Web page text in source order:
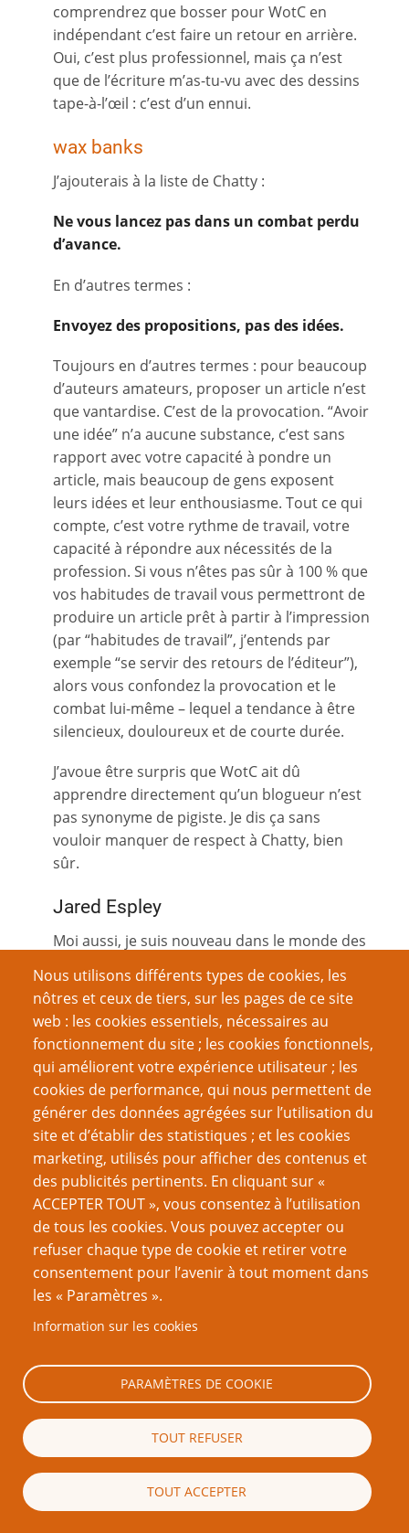
comprendrez que bosser pour WotC en
indépendant c’est faire un retour en arrière.
Oui, c’est plus professionnel, mais ça n’est
que de l’écriture m’as-tu-vu avec des dessins
tape-à-l’œil : c’est d’un ennui.
wax banks
J’ajouterais à la liste de Chatty :
Ne vous lancez pas dans un combat perdu
d’avance.
En d’autres termes :
Envoyez des propositions, pas des idées.
Toujours en d’autres termes : pour beaucoup
d’auteurs amateurs, proposer un article n’est
que vantardise. C’est de la provocation. “Avoir
une idée” n’a aucune substance, c’est sans
rapport avec votre capacité à pondre un
article, mais beaucoup de gens exposent
leurs idées et leur enthousiasme. Tout ce qui
compte, c’est votre rythme de travail, votre
capacité à répondre aux nécessités de la
profession. Si vous n’êtes pas sûr à 100 % que
vos habitudes de travail vous permettront de
produire un article prêt à partir à l’impression
(par “habitudes de travail”, j’entends par
exemple “se servir des retours de l’éditeur”),
alors vous confondez la provocation et le
combat lui-même – lequel a tendance à être
silencieux, douloureux et de courte durée.
J’avoue être surpris que WotC ait dû
apprendre directement qu’un blogueur n’est
pas synonyme de pigiste. Je dis ça sans
vouloir manquer de respect à Chatty, bien
sûr.
Jared Espley
Moi aussi, je suis nouveau dans le monde des
voir deux de mes aventures publiées dans
Dungeon, et quelques autres articles sont
restés bloqués à la phase de développement.
Voici les leçons que j’ajouterais à ta liste :
La phase d’édition et le développement sur
papier sont d’une qualité professionnelle
irréprochable quand on travaille pour
WotC. Cela étant, je ne pense pas que les
parties tests faites chez eux sont aussi
rigoureuses (sûrement à cause de la
pression constante des délais). Si vous en
avez l’occasion, faites des parties tests
vous-même en plus de juste rédiger.
S’en tenir à un emploi du temps n’est pas
la vie, surtout si vous suivez mon conseil et
que vous testez ce que vous écrivez.
Une fois que vous avez rendu votre travail,
il ne vous appartient plus. Attendez-vous à
des modifications, des suppressions, des
ajouts importants, etc. Je pense que les
Nous utilisons différents types de cookies, les
nôtres et ceux de tiers, sur les pages de ce site
web : les cookies essentiels, nécessaires au
fonctionnement du site ; les cookies fonctionnels,
qui améliorent votre expérience utilisateur ; les
cookies de performance, qui nous permettent de
générer des données agrégées sur l’utilisation du
site et d’établir des statistiques ; et les cookies
marketing, utilisés pour afficher des contenus et
des publicités pertinents. En cliquant sur «
ACCEPTER TOUT », vous consentez à l’utilisation
de tous les cookies. Vous pouvez accepter ou
refuser chaque type de cookie et retirer votre
consentement pour l’avenir à tout moment dans
les « Paramètres ».
Information sur les cookies
PARAMÈTRES DE COOKIE
TOUT REFUSER
TOUT ACCEPTER